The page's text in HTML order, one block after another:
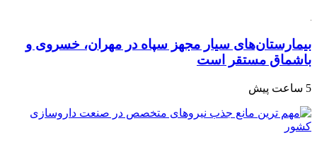
بیمارستان‌های سیار مجهز سپاه در مهران، خسروی و
باشماق مستقر است
5 ساعت پیش